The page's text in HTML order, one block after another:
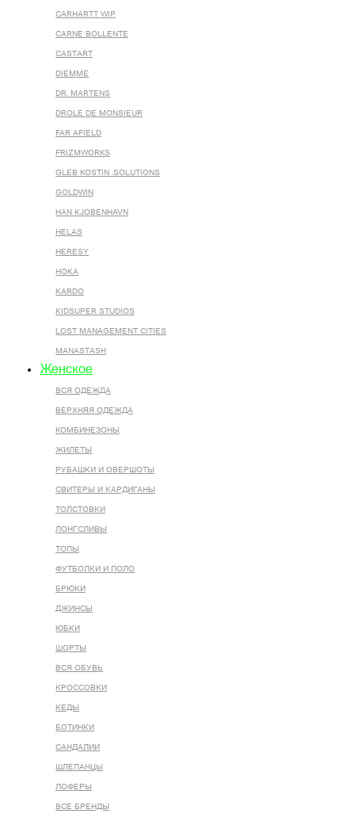
CARHARTT WIP
CARNE BOLLENTE
CASTART
DIEMME
DR. MARTENS
DROLE DE MONSIEUR
FAR AFIELD
FRIZMWORKS
GLEB KOSTIN .SOLUTIONS
GOLDWIN
HAN KJOBENHAVN
HELAS
HERESY
HOKA
KARDO
KIDSUPER STUDIOS
LOST MANAGEMENT CITIES
MANASTASH
Женское
ВСЯ ОДЕЖДА
ВЕРХНЯЯ ОДЕЖДА
КОМБИНЕЗОНЫ
ЖИЛЕТЫ
РУБАШКИ И ОВЕРШОТЫ
СВИТЕРЫ И КАРДИГАНЫ
ТОЛСТОВКИ
ЛОНГСЛИВЫ
ТОПЫ
ФУТБОЛКИ И ПОЛО
БРЮКИ
ДЖИНСЫ
ЮБКИ
ШОРТЫ
ВСЯ ОБУВЬ
КРОССОВКИ
КЕДЫ
БОТИНКИ
САНДАЛИИ
ШЛЕПАНЦЫ
ЛОФЕРЫ
ВСЕ БРЕНДЫ